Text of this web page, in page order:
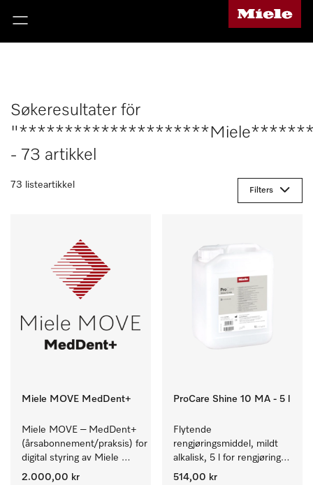
Søkeresultater för
- 73 artikkel
73 listeartikkel
Filters
Miele MOVE MedDent+
Miele MOVE – MedDent+
(årsabonnement/praksis) for
digital styring av Miele
Professional-produkter
2.000,00 kr
ProCare Shine 10 MA - 5 l
Flytende
rengjøringsmiddel, mildt
alkalisk, 5 l for rengjøring
av lett smuss på servise,
514,00 kr